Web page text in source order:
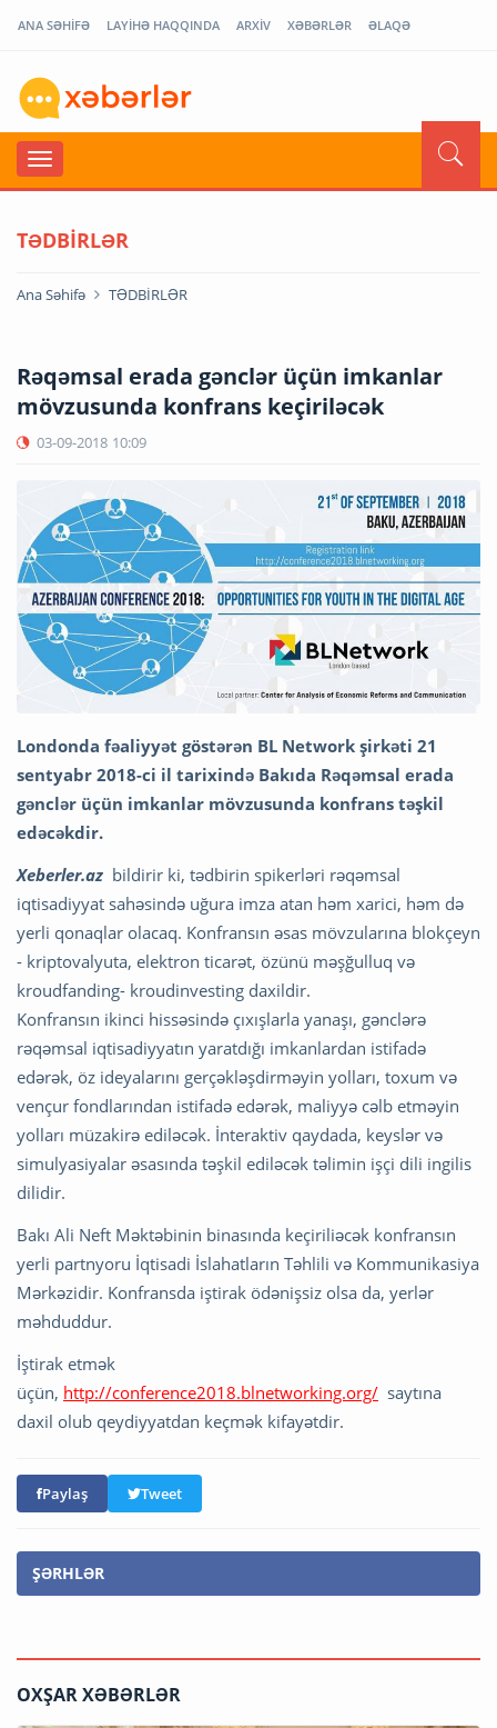
ANA SƏHİFƏ LAYİHƏ HAQQINDA ARXİV XƏBƏRLƏR ƏLAQƏ
TƏDBİRLƏR
Ana Səhifə TƏDBİRLƏR
Rəqəmsal erada gənclər üçün imkanlar
mövzusunda konfrans keçiriləcək
03-09-2018 10:09
Londonda fəaliyyət göstərən BL Network şirkəti 21
sentyabr 2018-ci il tarixində Bakıda Rəqəmsal erada
gənclər üçün imkanlar mövzusunda konfrans təşkil
edəcəkdir.
Xeberler.az bildirir ki, tədbirin spikerləri rəqəmsal
iqtisadiyyat sahəsində uğura imza atan həm xarici, həm də
yerli qonaqlar olacaq. Konfransın əsas mövzularına blokçeyn
- kriptovalyuta, elektron ticarət, özünü məşğulluq və
kroudfanding- kroudinvesting daxildir.
Konfransın ikinci hissəsində çıxışlarla yanaşı, gənclərə
rəqəmsal iqtisadiyyatın yaratdığı imkanlardan istifadə
edərək, öz ideyalarını gerçəkləşdirməyin yolları, toxum və
vençur fondlarından istifadə edərək, maliyyə cəlb etməyin
yolları müzakirə ediləcək. İnteraktiv qaydada, keyslər və
simulyasiyalar əsasında təşkil ediləcək təlimin işçi dili ingilis
dilidir.
Bakı Ali Neft Məktəbinin binasında keçiriliəcək konfransın
yerli partnyoru İqtisadi İslahatların Təhlili və Kommunikasiya
Mərkəzidir. Konfransda iştirak ödənişsiz olsa da, yerlər
məhduddur.
İştirak etmək
üçün, http://conference2018.blnetworking.org/ saytına
daxil olub qeydiyyatdan keçmək kifayətdir.
Paylaş Tweet
ŞƏRHLƏR
OXŞAR XƏBƏRLƏR